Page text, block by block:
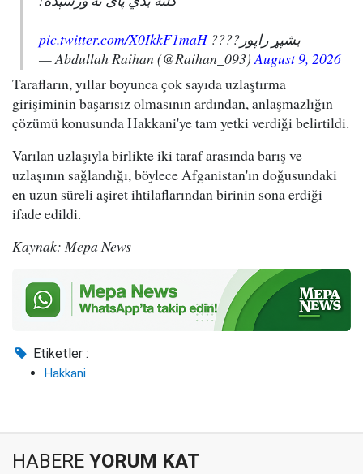
بشپړ راپور????pic.twitter.com/X0IkkF1maH
— Abdullah Raihan (@Raihan_093) August 9, 2026
Tarafların, yıllar boyunca çok sayıda uzlaştırma
girişiminin başarısız olmasının ardından, anlaşmazlığın
çözümü konusunda Hakkani'ye tam yetki verdiği belirtildi.
Varılan uzlaşıyla birlikte iki taraf arasında barış ve
uzlaşının sağlandığı, böylece Afganistan'ın doğusundaki
en uzun süreli aşiret ihtilaflarından birinin sona erdiği
ifade edildi.
Kaynak: Mepa News
Etiketler :
Hakkani
HABERE YORUM KAT